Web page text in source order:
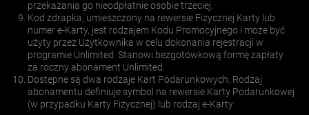
przekazania go nieodpłatnie osobie trzeciej.
Kod zdrapka, umieszczony na rewersie Fizycznej Karty lub
numer e-Karty, jest rodzajem Kodu Promocyjnego i może być
użyty przez Użytkownika w celu dokonania rejestracji w
programie Unlimited. Stanowi bezgotówkową formę zapłaty
za roczny abonament Unlimited.
Dostępne są dwa rodzaje Kart Podarunkowych. Rodzaj
abonamentu definiuje symbol na rewersie Karty Podarunkowej
(w przypadku Karty Fizycznej) lub rodzaj e-Karty: